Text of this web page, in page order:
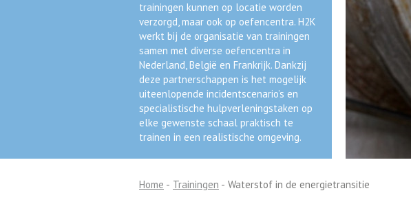
trainingen kunnen op locatie worden
verzorgd, maar ook op oefencentra. H2K
werkt bij de organisatie van trainingen
samen met diverse oefencentra in
Nederland, België en Frankrijk. Dankzij
deze partnerschappen is het mogelijk
uiteenlopende incidentscenario’s en
specialistische hulpverleningstaken op
elke gewenste schaal praktisch te
trainen in een realistische omgeving.
Home - Trainingen - Waterstof in de energietransitie